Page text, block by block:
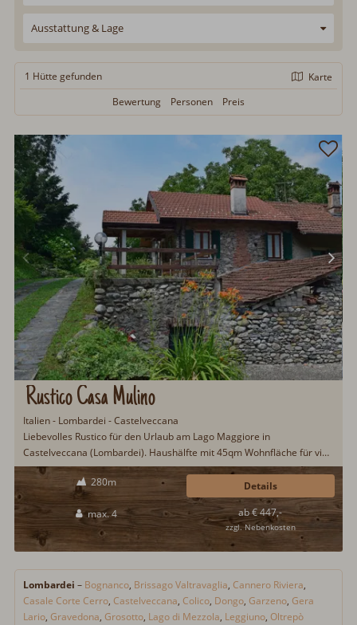
Ausstattung & Lage
1 Hütte gefunden
Karte
Bewertung
Personen Preis
Rustico Casa Mulino
Italien - Lombardei - Castelveccana
Liebevolles Rustico für den Urlaub am Lago Maggiore in
Castelveccana (Lombardei). Haushälfte mit 45qm Wohnfläche für vier
Urlaubsgäste. An den Lago Maggiore sind es nur 700m und zum
nächsten Strand sind es 800m. Ruhige Lage in privater
Anliegerstraße. Überdachte Terrasse mit Möblierung und
Gartengrill...
280m
max. 4 ab € 447,-
zzgl. Nebenkosten
Details
Lombardei – Bognanco, Brissago Valtravaglia, Cannero Riviera,
Casale Corte Cerro, Castelveccana, Colico, Dongo, Garzeno, Gera
Lario, Gravedona, Grosotto, Lago di Mezzola, Leggiuno, Oltrepò